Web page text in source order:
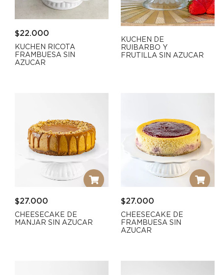
$22.000
KUCHEN RICOTA
FRAMBUESA SIN
AZUCAR
KUCHEN DE
RUIBARBO Y
FRUTILLA SIN AZUCAR
$27.000
CHEESECAKE DE
MANJAR SIN AZUCAR
$27.000
CHEESECAKE DE
FRAMBUESA SIN
AZUCAR